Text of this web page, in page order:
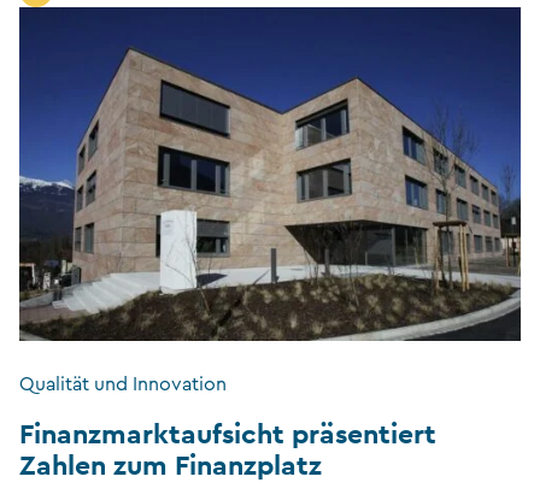
Qualität und Innovation
Finanzmarktaufsicht präsentiert
Zahlen zum Finanzplatz